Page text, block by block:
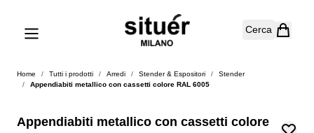
Cerca
Home / Tutti i prodotti / Arredi / Stender & Espositori /
Stender
/
Appendiabiti metallico con cassetti colore RAL 6005
Appendiabiti metallico con cassetti colore